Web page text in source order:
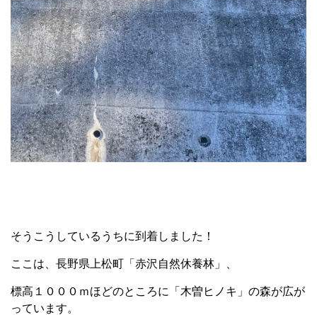
そうこうしているうちに到着しました！
ここは、長野県上松町「赤沢自然休養林」、
標高１０００ｍほどのところに「木曽ヒノキ」の森が広が
っています。